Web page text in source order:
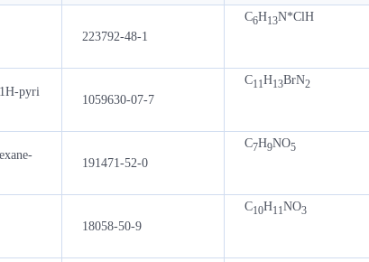
223792-48-1
C6H13N*ClH
pyri
1059630-07-7
C11H13BrN2
191471-52-0
C7H9NO5
18058-50-9
C10H11NO3